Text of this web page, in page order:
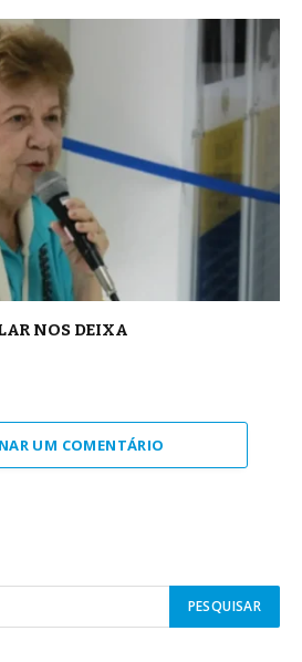
NOS DEIXA
UM COMENTÁRIO